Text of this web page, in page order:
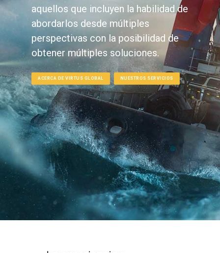
aquellos que incluyen la habilidad de
abordarlos desde múltiples
perspectivas con la posibilidad de
obtener múltiples soluciones.
ACERCA DE VIRTUS GLOBAL NUESTROS SERVICIOS